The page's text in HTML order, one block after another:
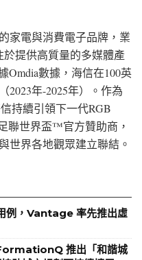
家電與消費電子品牌，業
提供高質量的多媒體產
Omdia數據，海信在100英
2023年-2025年）。作為
持續引領下一代RGB
聯世界盃™官方贊助商，
世界各地觀眾建立聯結。
例，Vantage 率先推出虛
推出「和諧城